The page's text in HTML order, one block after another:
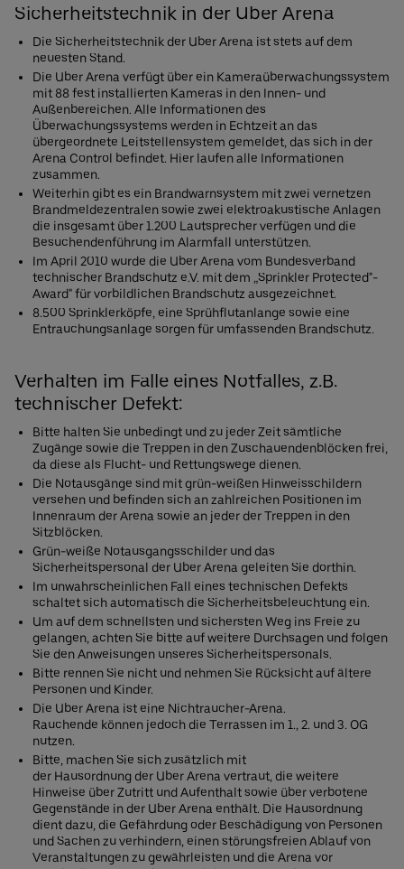
Sicherheitstechnik in der Uber Arena
Die Sicherheitstechnik der Uber Arena ist stets auf dem
neuesten Stand.
Die Uber Arena verfügt über ein Kameraüberwachungssystem
mit 88 fest installierten Kameras in den Innen- und
Außenbereichen. Alle Informationen des
Überwachungssystems werden in Echtzeit an das
übergeordnete Leitstellensystem gemeldet, das sich in der
Arena Control befindet. Hier laufen alle Informationen
zusammen.
Weiterhin gibt es ein Brandwarnsystem mit zwei vernetzen
Brandmeldezentralen sowie zwei elektroakustische Anlagen
die insgesamt über 1.200 Lautsprecher verfügen und die
Besuchendenführung im Alarmfall unterstützen.
Im April 2010 wurde die Uber Arena vom Bundesverband
technischer Brandschutz e.V. mit dem „Sprinkler Protected"-
Award" für vorbildlichen Brandschutz ausgezeichnet.
8.500 Sprinklerköpfe, eine Sprühflutanlange sowie eine
Entrauchungsanlage sorgen für umfassenden Brandschutz.
Verhalten im Falle eines Notfalles, z.B.
technischer Defekt:
Bitte halten Sie unbedingt und zu jeder Zeit sämtliche
Zugänge sowie die Treppen in den Zuschauendenblöcken frei,
da diese als Flucht- und Rettungswege dienen.
Die Notausgänge sind mit grün-weißen Hinweisschildern
versehen und befinden sich an zahlreichen Positionen im
Innenraum der Arena sowie an jeder der Treppen in den
Sitzblöcken.
Grün-weiße Notausgangsschilder und das
Sicherheitspersonal der Uber Arena geleiten Sie dorthin.
Im unwahrscheinlichen Fall eines technischen Defekts
schaltet sich automatisch die Sicherheitsbeleuchtung ein.
Um auf dem schnellsten und sichersten Weg ins Freie zu
gelangen, achten Sie bitte auf weitere Durchsagen und folgen
Sie den Anweisungen unseres Sicherheitspersonals.
Bitte rennen Sie nicht und nehmen Sie Rücksicht auf ältere
Personen und Kinder.
Die Uber Arena ist eine Nichtraucher-Arena.
Rauchende können jedoch die Terrassen im 1., 2. und 3. OG
nutzen.
Bitte, machen Sie sich zusätzlich mit
der Hausordnung der Uber Arena vertraut, die weitere
Hinweise über Zutritt und Aufenthalt sowie über verbotene
Gegenstände in der Uber Arena enthält. Die Hausordnung
dient dazu, die Gefährdung oder Beschädigung von Personen
und Sachen zu verhindern, einen störungsfreien Ablauf von
Veranstaltungen zu gewährleisten und die Arena vor